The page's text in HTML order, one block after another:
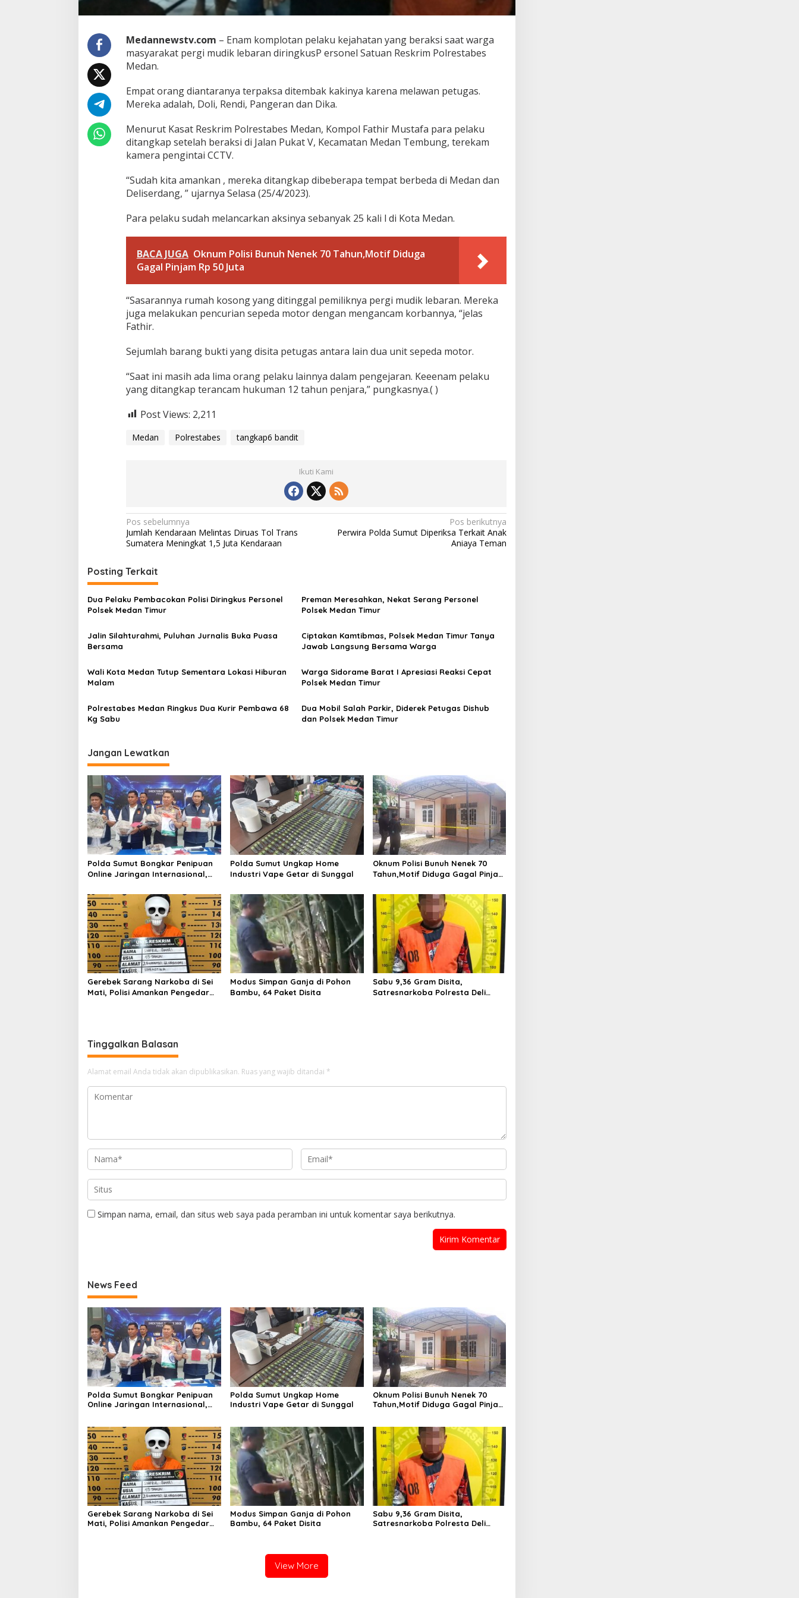
k
Medannewstv.com – Enam komplotan pelaku kejahatan yang beraksi saat warga
masyarakat pergi mudik lebaran diringkusP ersonel Satuan Reskrim Polrestabes
Medan.
Empat orang diantaranya terpaksa ditembak kakinya karena melawan petugas.
Mereka adalah, Doli, Rendi, Pangeran dan Dika.
Menurut Kasat Reskrim Polrestabes Medan, Kompol Fathir Mustafa para pelaku
ditangkap setelah beraksi di Jalan Pukat V, Kecamatan Medan Tembung, terekam
kamera pengintai CCTV.
“Sudah kita amankan , mereka ditangkap dibeberapa tempat berbeda di Medan dan
Deliserdang, ” ujarnya Selasa (25/4/2023).
Para pelaku sudah melancarkan aksinya sebanyak 25 kali l di Kota Medan.
BACA JUGA Oknum Polisi Bunuh Nenek 70 Tahun,Motif Diduga
Gagal Pinjam Rp 50 Juta
“Sasarannya rumah kosong yang ditinggal pemiliknya pergi mudik lebaran. Mereka
juga melakukan pencurian sepeda motor dengan mengancam korbannya, “jelas
Fathir.
Sejumlah barang bukti yang disita petugas antara lain dua unit sepeda motor.
“Saat ini masih ada lima orang pelaku lainnya dalam pengejaran. Keeenam pelaku
yang ditangkap terancam hukuman 12 tahun penjara,” pungkasnya.( )
Post Views: 2,211
Medan Polrestabes tangkap6 bandit
Ikuti Kami
N
a
i
g
a
i
o
Pos sebelumnya
Jumlah Kendaraan Melintas Diruas Tol Trans
Sumatera Meningkat 1,5 Juta Kendaraan
Pos berikutnya
Perwira Polda Sumut Diperiksa Terkait Anak
Aniaya Teman
Posting Terkait
Dua Pelaku Pembacokan Polisi Diringkus Personel
Polsek Medan Timur
Preman Meresahkan, Nekat Serang Personel
Polsek Medan Timur
Jalin Silahturahmi, Puluhan Jurnalis Buka Puasa
Bersama
Ciptakan Kamtibmas, Polsek Medan Timur Tanya
Jawab Langsung Bersama Warga
Wali Kota Medan Tutup Sementara Lokasi Hiburan
Malam
Warga Sidorame Barat I Apresiasi Reaksi Cepat
Polsek Medan Timur
Polrestabes Medan Ringkus Dua Kurir Pembawa 68
Kg Sabu
Dua Mobil Salah Parkir, Diderek Petugas Dishub
dan Polsek Medan Timur
Jangan Lewatkan
Polda Sumut Bongkar Penipuan
Online Jaringan Internasional,
Polda Sumut Ungkap Home
Industri Vape Getar di Sunggal
Oknum Polisi Bunuh Nenek 70
Tahun,Motif Diduga Gagal Pinjam
Gerebek Sarang Narkoba di Sei
Mati, Polisi Amankan Pengedar
Modus Simpan Ganja di Pohon
Bambu, 64 Paket Disita
Sabu 9,36 Gram Disita,
Satresnarkoba Polresta Deli
Tinggalkan Balasan
Alamat email Anda tidak akan dipublikasikan. Ruas yang wajib ditandai *
Simpan nama, email, dan situs web saya pada peramban ini untuk komentar saya berikutnya.
News Feed
Polda Sumut Bongkar Penipuan
Online Jaringan Internasional,
Polda Sumut Ungkap Home
Industri Vape Getar di Sunggal
Oknum Polisi Bunuh Nenek 70
Tahun,Motif Diduga Gagal Pinjam
Gerebek Sarang Narkoba di Sei
Mati, Polisi Amankan Pengedar
Modus Simpan Ganja di Pohon
Bambu, 64 Paket Disita
Sabu 9,36 Gram Disita,
Satresnarkoba Polresta Deli
View More